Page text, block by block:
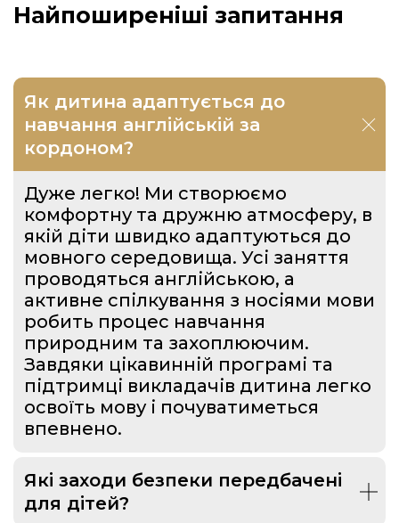
Найпоширеніші запитання
Як дитина адаптується до
навчання англійській за
кордоном?
Дуже легко! Ми створюємо
комфортну та дружню атмосферу, в
якій діти швидко адаптуються до
мовного середовища. Усі заняття
проводяться англійською, а
активне спілкування з носіями мови
робить процес навчання
природним та захоплюючим.
Завдяки цікавинній програмі та
підтримці викладачів дитина легко
освоїть мову і почуватиметься
впевнено.
Які заходи безпеки передбачені
для дітей?